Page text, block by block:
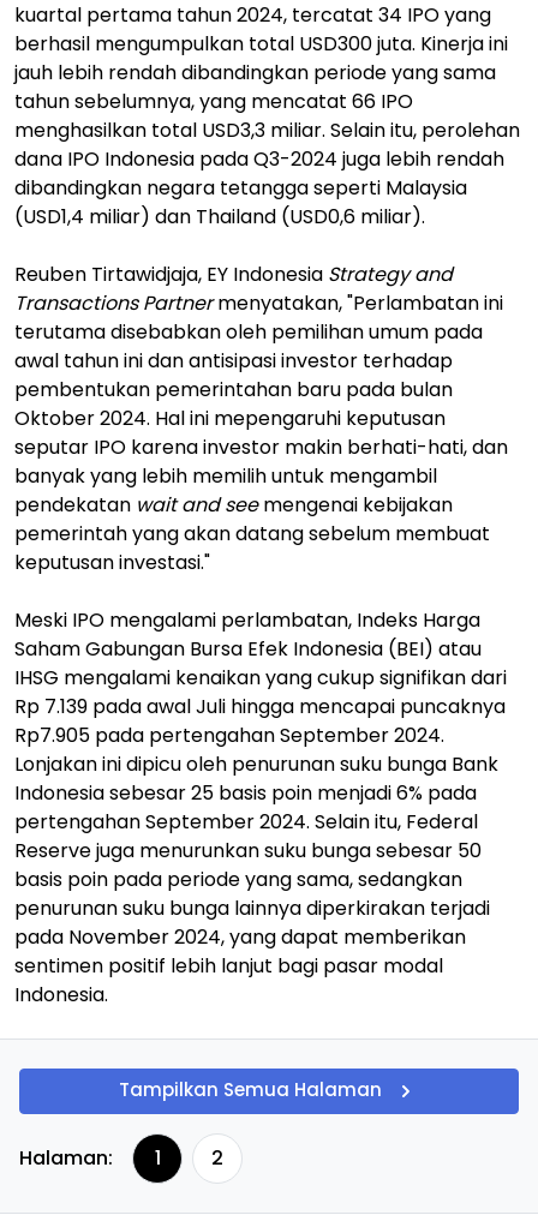
kuartal pertama tahun 2024, tercatat 34 IPO yang
berhasil mengumpulkan total USD300 juta. Kinerja ini
jauh lebih rendah dibandingkan periode yang sama
tahun sebelumnya, yang mencatat 66 IPO
menghasilkan total USD3,3 miliar. Selain itu, perolehan
dana IPO Indonesia pada Q3-2024 juga lebih rendah
dibandingkan negara tetangga seperti Malaysia
(USD1,4 miliar) dan Thailand (USD0,6 miliar).
Reuben Tirtawidjaja, EY Indonesia Strategy and
Transactions Partnermenyatakan, "Perlambatan ini
terutama disebabkan oleh pemilihan umum pada
awal tahun ini dan antisipasi investor terhadap
pembentukan pemerintahan baru pada bulan
Oktober 2024. Hal ini mepengaruhi keputusan
seputar IPO karena investor makin berhati-hati, dan
banyak yang lebih memilih untuk mengambil
pendekatan wait and seemengenai kebijakan
pemerintah yang akan datang sebelum membuat
keputusan investasi."
Meski IPO mengalami perlambatan, Indeks Harga
Saham Gabungan Bursa Efek Indonesia (BEI) atau
IHSG mengalami kenaikan yang cukup signifikan dari
Rp 7.139 pada awal Juli hingga mencapai puncaknya
Rp7.905 pada pertengahan September 2024.
Lonjakan ini dipicu oleh penurunan suku bunga Bank
Indonesia sebesar 25 basis poin menjadi 6% pada
pertengahan September 2024. Selain itu, Federal
Reserve juga menurunkan suku bunga sebesar 50
basis poin pada periode yang sama, sedangkan
penurunan suku bunga lainnya diperkirakan terjadi
pada November 2024, yang dapat memberikan
sentimen positif lebih lanjut bagi pasar modal
Indonesia.
Tampilkan Semua Halaman
Halaman: 1 2